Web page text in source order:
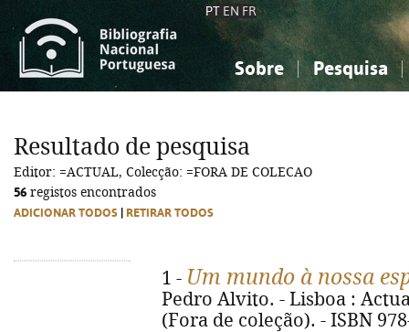
PT EN FR
Sobre Pesquisa
Ciências sociais...
Ciências sociais...
Resultado de pesquisa
Editor: =ACTUAL, Colecção: =FORA DE COLECAO
56 registos encontrados
ADICIONAR TODOS RETIRAR TODOS
1 - Um mundo à nossa
Pedro Alvito. - Lisboa :
(Fora de coleção). - ISBN